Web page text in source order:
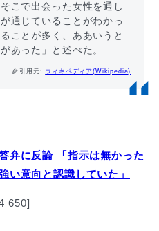
こで出会った女性を通し
通じていることがわかっ
ことが多く、ああいうと
あった」と述べた。
引用元: ウィキペディア(Wikipedia)
弁に反論 「指示は無かった
い意向と認識していた」
650]